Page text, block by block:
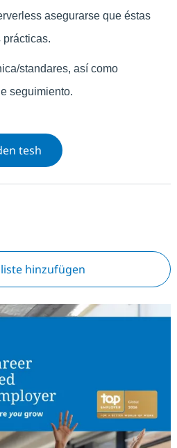
asegurarse que éstas
standares, así como
seguimiento.
tesh
hinzufügen